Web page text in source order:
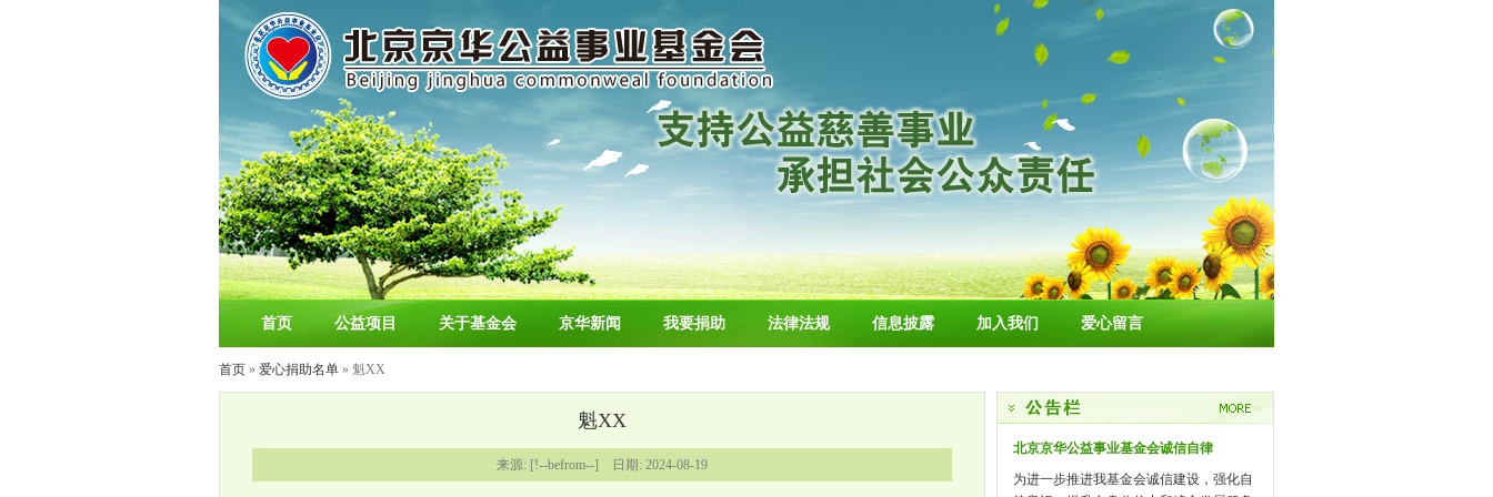
首页 公益项目 关于基金会 京华新闻 我要捐助 法律法规 信息披露 加入我们 爱心留言
首页 » 爱心捐助名单 » 魁XX
魁XX
来源: [!--befrom--] 日期: 2024-08-19
北京京华公益事业基金会诚信自律
为进一步推进我基金会诚信建设，强化自